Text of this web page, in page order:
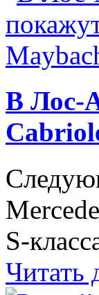
В Лос-
S-
Читать